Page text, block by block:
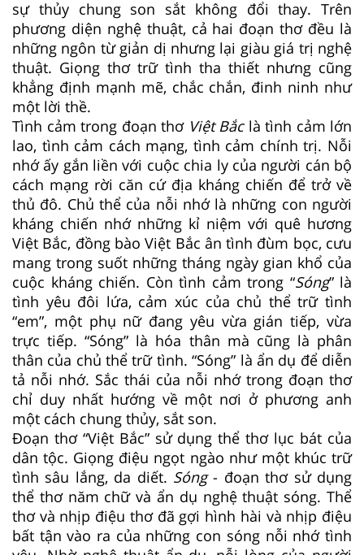
sự thủy chung son sắt không đổi thay. Trên
phương diện nghệ thuật, cả hai đoạn thơ đều là
những ngôn từ giản dị nhưng lại giàu giá trị nghệ
thuật. Giọng thơ trữ tình tha thiết nhưng cũng
khẳng định mạnh mẽ, chắc chắn, đinh ninh như
một lời thề.
Tình cảm trong đoạn thơ Việt Bắclà tình cảm lớn
lao, tình cảm cách mạng, tình cảm chính trị. Nỗi
nhớ ấy gắn liền với cuộc chia ly của người cán bộ
cách mạng rời căn cứ địa kháng chiến để trở về
thủ đô. Chủ thể của nỗi nhớ là những con người
kháng chiến nhớ những kỉ niệm với quê hương
Việt Bắc, đồng bào Việt Bắc ân tình đùm bọc, cưu
mang trong suốt những tháng ngày gian khổ của
cuộc kháng chiến. Còn tình cảm trong “Sóng” là
tình yêu đôi lứa, cảm xúc của chủ thể trữ tình
“em”, một phụ nữ đang yêu vừa gián tiếp, vừa
trực tiếp. “Sóng” là hóa thân mà cũng là phân
thân của chủ thể trữ tình. “Sóng” là ẩn dụ để diễn
tả nỗi nhớ. Sắc thái của nỗi nhớ trong đoạn thơ
chỉ duy nhất hướng về một nơi ở phương anh
một cách chung thủy, sắt son.
Đoạn thơ “Việt Bắc” sử dụng thể thơ lục bát của
dân tộc. Giọng điệu ngọt ngào như một khúc trữ
tình sâu lắng, da diết. Sóng- đoạn thơ sử dụng
thể thơ năm chữ và ẩn dụ nghệ thuật sóng. Thể
thơ và nhịp điệu thơ đã gợi hình hài và nhịp điệu
bất tận vào ra của những con sóng nỗi nhớ tình